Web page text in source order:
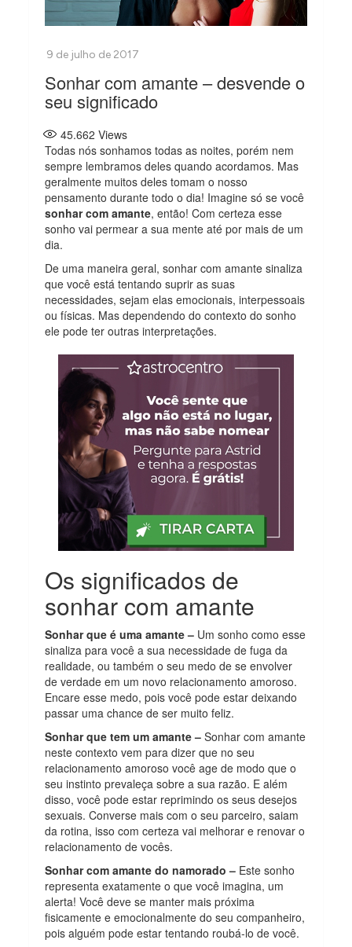
Sonhar com amante – desvende o
seu significado
45.662 Views
Todas nós sonhamos todas as noites, porém nem
sempre lembramos deles quando acordamos. Mas
geralmente muitos deles tomam o nosso
pensamento durante todo o dia! Imagine só se você
sonhar com amante, então! Com certeza esse
sonho vai permear a sua mente até por mais de um
dia.
De uma maneira geral, sonhar com amante sinaliza
que você está tentando suprir as suas
necessidades, sejam elas emocionais, interpessoais
ou físicas. Mas dependendo do contexto do sonho
ele pode ter outras interpretações.
Os significados de
sonhar com amante
Sonhar que é uma amante – Um sonho como esse
sinaliza para você a sua necessidade de fuga da
realidade, ou também o seu medo de se envolver
de verdade em um novo relacionamento amoroso.
Encare esse medo, pois você pode estar deixando
passar uma chance de ser muito feliz.
Sonhar que tem um amante – Sonhar com amante
neste contexto vem para dizer que no seu
relacionamento amoroso você age de modo que o
seu instinto prevaleça sobre a sua razão. E além
disso, você pode estar reprimindo os seus desejos
sexuais. Converse mais com o seu parceiro, saiam
da rotina, isso com certeza vai melhorar e renovar o
relacionamento de vocês.
Sonhar com amante do namorado – Este sonho
representa exatamente o que você imagina, um
alerta! Você deve se manter mais próxima
fisicamente e emocionalmente do seu companheiro,
pois alguém pode estar tentando roubá-lo de você.